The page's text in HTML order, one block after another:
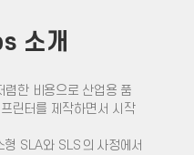
소개
한 비용으로 산업용 품
린터를 제작하면서 시작
SLA와 SLS의 사정에서